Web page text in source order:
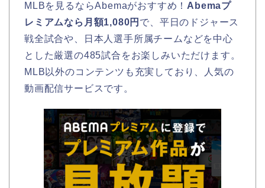
MLBを見るならAbemaがおすすめ！ Abemaプ
レミアムなら月額1,080円 で、平日のドジャース
戦全試合や、日本人選手所属チームなどを中心
とした厳選の485試合をお楽しみいただけます。
MLB以外のコンテンツも充実しており、人気の
動画配信サービスです。